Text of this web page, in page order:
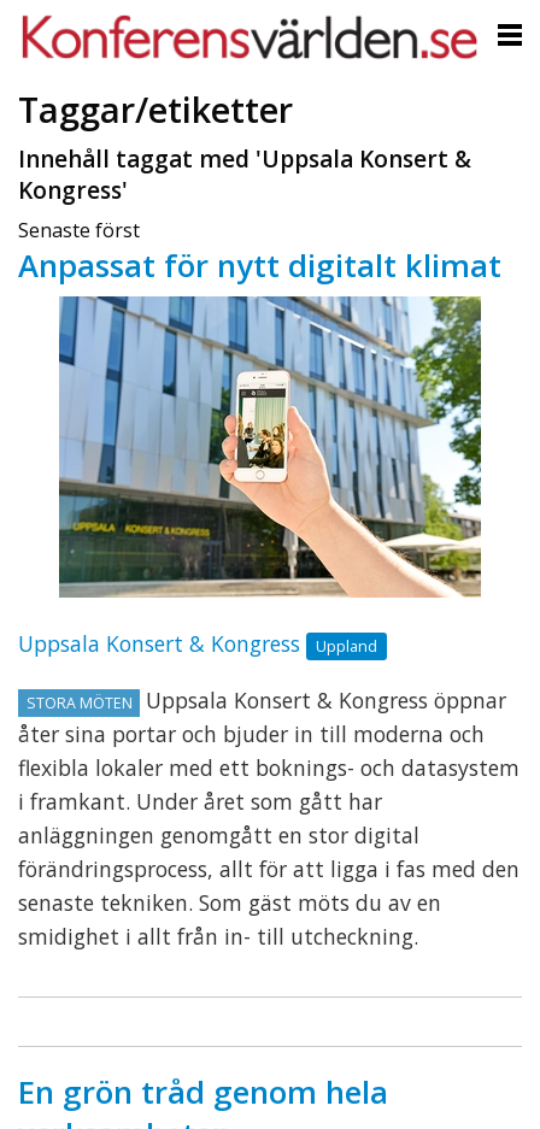
Taggar/etiketter
Innehåll taggat med 'Uppsala Konsert &
Kongress'
Senaste först
Anpassat för nytt digitalt klimat
Uppsala Konsert & Kongress Uppland
STORA MÖTEN
Uppsala Konsert & Kongress öppnar
åter sina portar och bjuder in till moderna och
flexibla lokaler med ett boknings- och datasystem
i framkant. Under året som gått har
anläggningen genomgått en stor digital
förändringsprocess, allt för att ligga i fas med den
senaste tekniken. Som gäst möts du av en
smidighet i allt från in- till utcheckning.
En grön tråd genom hela